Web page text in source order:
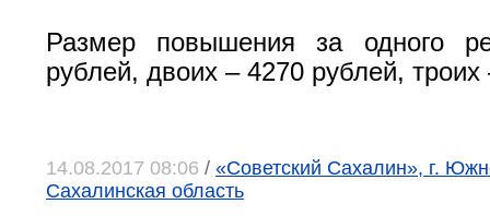
Размер повышения за одного
рублей, двоих – 4270 рублей,
14.08.2017 08:06 / «Советский Сахалин», г.
Сахалинская область